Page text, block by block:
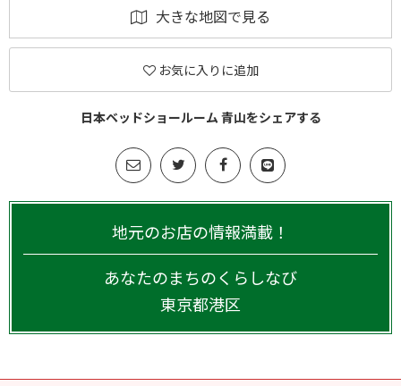
大きな地図で見る
お気に入りに追加
日本ベッドショールーム 青山をシェアする
地元のお店の情報満載！
あなたのまちのくらしなび
東京都港区